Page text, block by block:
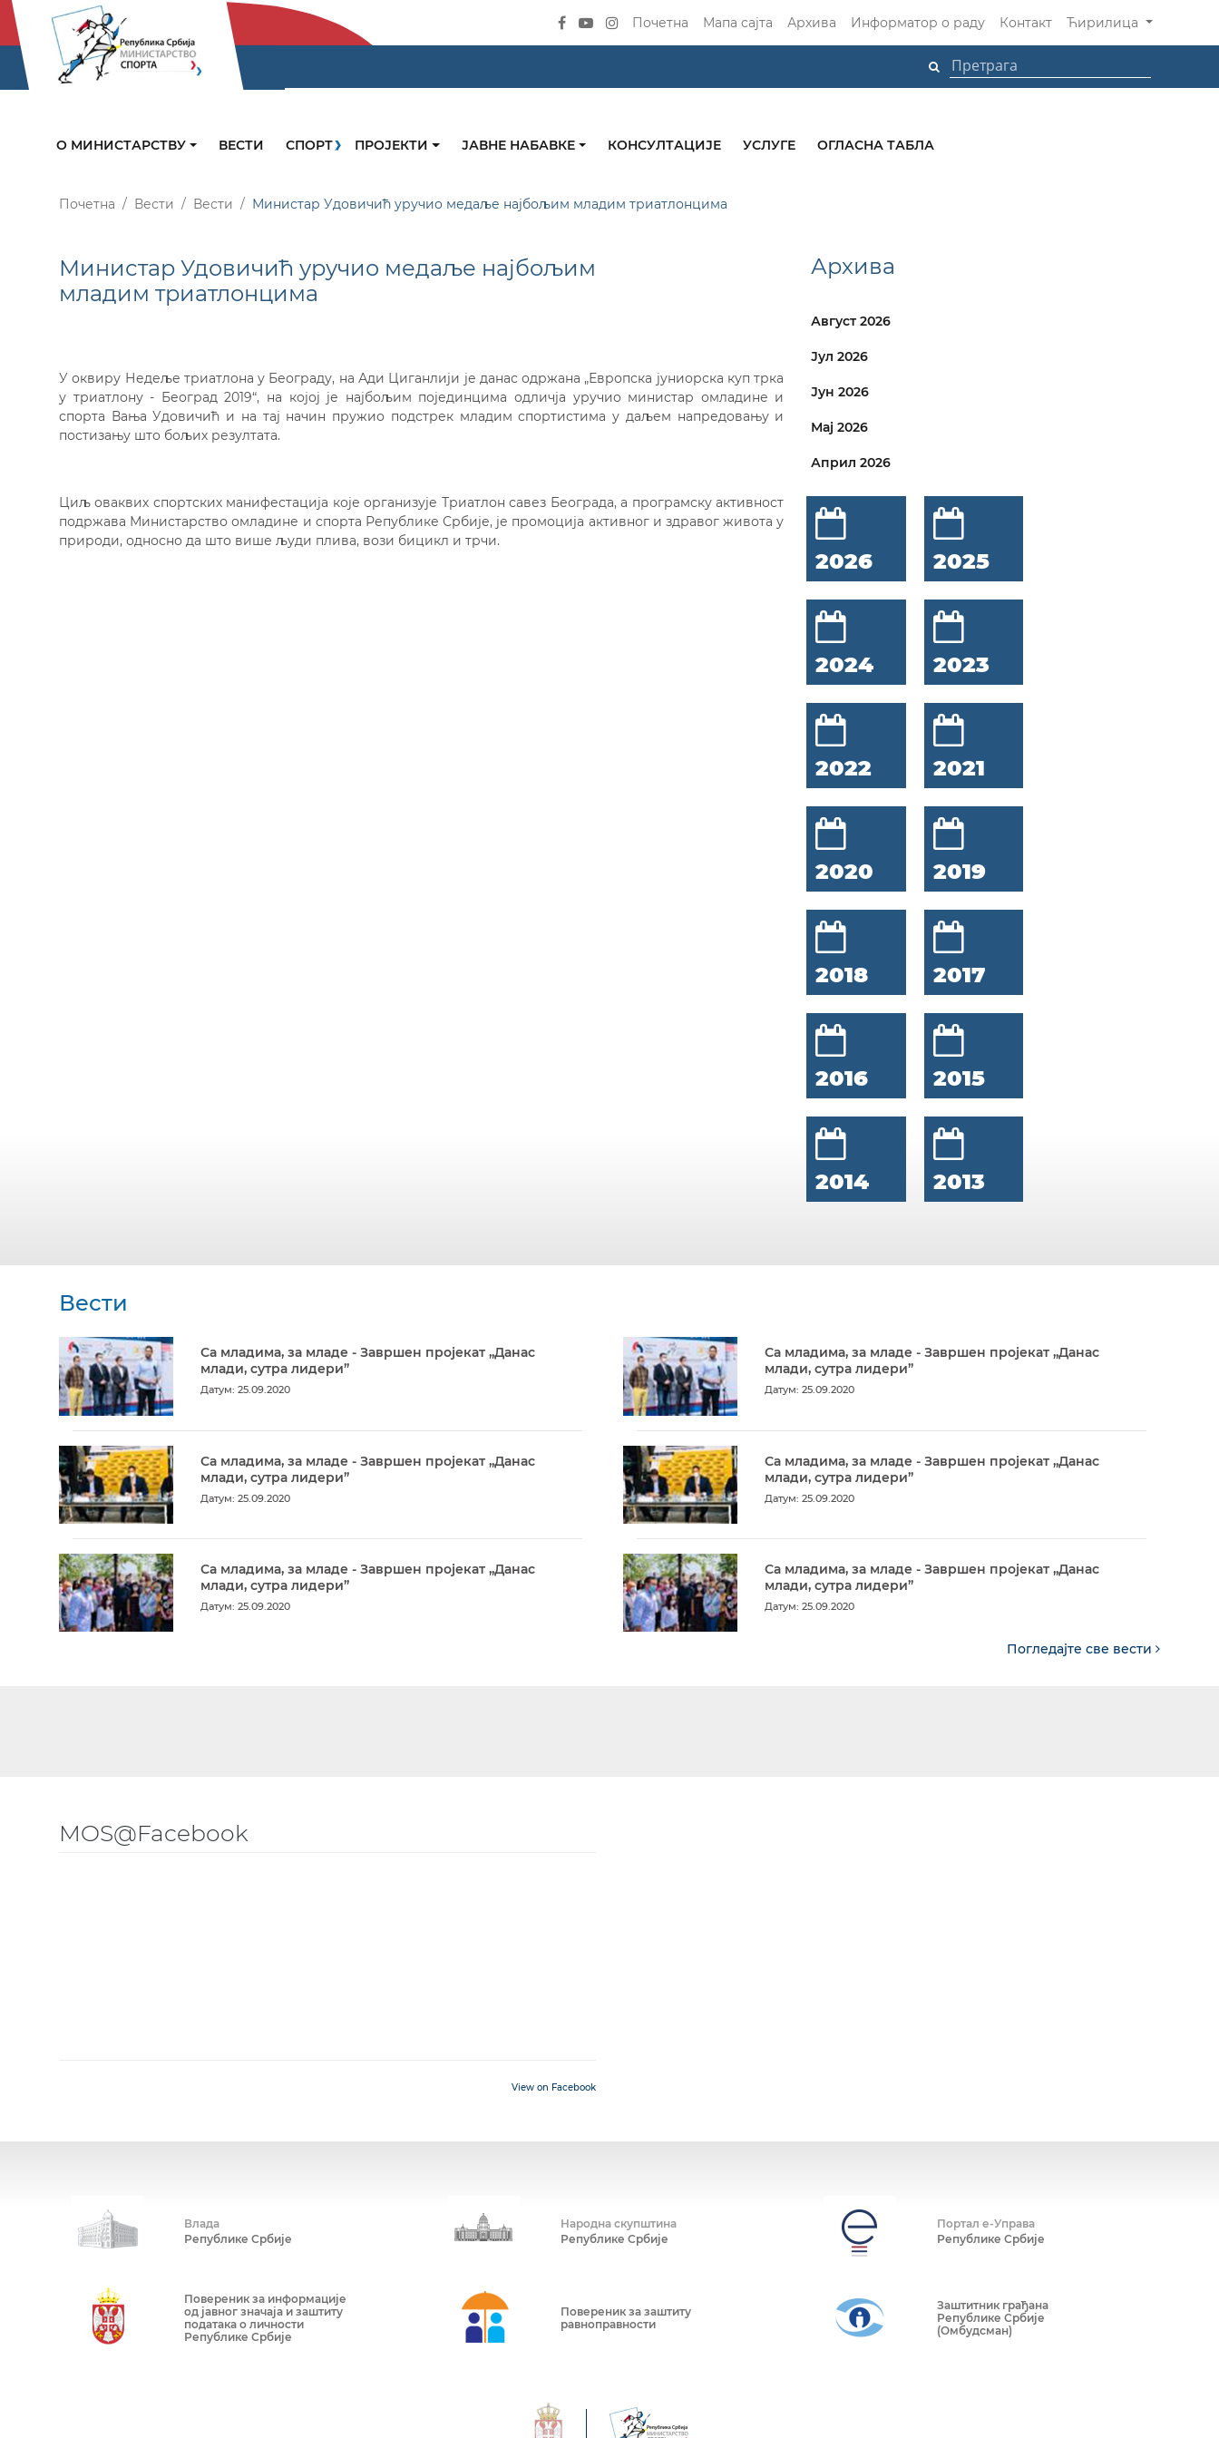
Почетна Мапа сајта Архива Информатор о раду Контакт Ћирилица
О МИНИСТАРСТВУ ВЕСТИ СПОРТ ПРОЈЕКТИ ЈАВНЕ НАБАВКЕ КОНСУЛТАЦИЈЕ УСЛУГЕ ОГЛАСНА ТАБЛА
Почетна Вести Вести Министар Удовичић уручио медаље најбољим младим триатлонцима
Министар Удовичић уручио медаље најбољим
младим триатлонцима
У оквиру Недеље триатлона у Београду, на Ади Циганлији је данас одржана „Европска јуниорска куп трка
у триатлону - Београд 2019“, на којој је најбољим појединцима одличја уручио министар омладине и
спорта Вања Удовичић и на тај начин пружио подстрек младим спортистима у даљем напредовању и
постизању што бољих резултата.
Циљ оваквих спортских манифестација које организује Триатлон савез Београда, а програмску активност
подржава Министарство омладине и спорта Републике Србије, је промоција активног и здравог живота у
природи, односно да што више људи плива, вози бицикл и трчи.
Архива
Август 2026
Јул 2026
Јун 2026
Мај 2026
Април 2026
2026 2025
2024 2023
2022 2021
2020 2019
2018 2017
2016 2015
2014 2013
Вести
Са младима, за младе - Завршен пројекат „Данас
млади, сутра лидери”
Датум: 25.09.2020
Са младима, за младе - Завршен пројекат „Данас
млади, сутра лидери”
Датум: 25.09.2020
Са младима, за младе - Завршен пројекат „Данас
млади, сутра лидери”
Датум: 25.09.2020
Са младима, за младе - Завршен пројекат „Данас
млади, сутра лидери”
Датум: 25.09.2020
Са младима, за младе - Завршен пројекат „Данас
млади, сутра лидери”
Датум: 25.09.2020
Са младима, за младе - Завршен пројекат „Данас
млади, сутра лидери”
Датум: 25.09.2020
Погледајте све вести
MOS@Facebook
View on Facebook
Влада
Републике Србије
Народна скупштина
Републике Србије
Портал е-Управа
Републике Србије
Повереник за информације
од јавног значаја и заштиту
података о личности
Републике Србије
Повереник за заштиту
равноправности
Заштитник грађана
Републике Србије
(Омбудсман)